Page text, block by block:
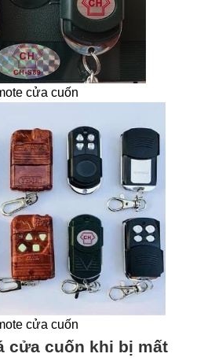
cửa cuốn
cửa cuốn
cửa cuốn khi bị mất